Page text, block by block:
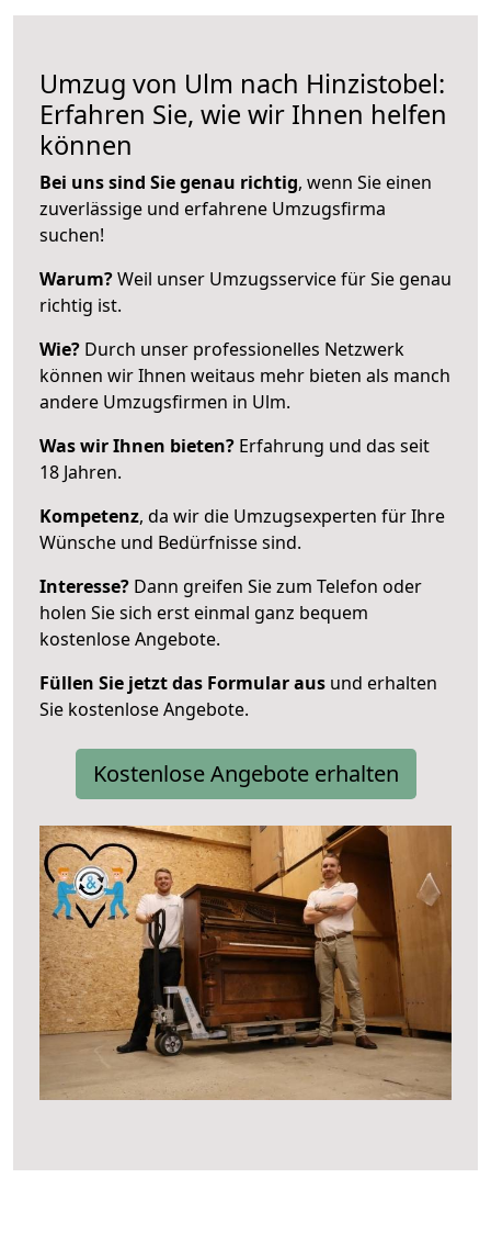
Umzug von Ulm nach Hinzistobel:
Erfahren Sie, wie wir Ihnen helfen
können
Bei uns sind Sie genau richtig, wenn Sie einen
zuverlässige und erfahrene Umzugsfirma
suchen!
Warum?Weil unser Umzugsservice für Sie genau
richtig ist.
Wie? Durch unser professionelles Netzwerk
können wir Ihnen weitaus mehr bieten als manch
andere Umzugsfirmen in Ulm.
Was wir Ihnen bieten? Erfahrung und das seit
18 Jahren.
Kompetenz, da wir die Umzugsexperten für Ihre
Wünsche und Bedürfnisse sind.
Interesse? Dann greifen Sie zum Telefon oder
holen Sie sich erst einmal ganz bequem
kostenlose Angebote.
Füllen Sie jetzt das Formular aus und erhalten
Sie kostenlose Angebote.
Kostenlose Angebote erhalten